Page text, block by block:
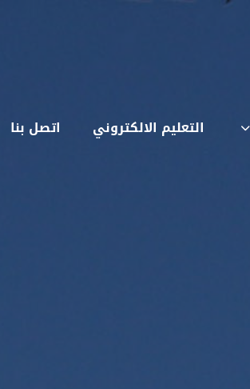
التعليم الالكتروني اتصل بنا